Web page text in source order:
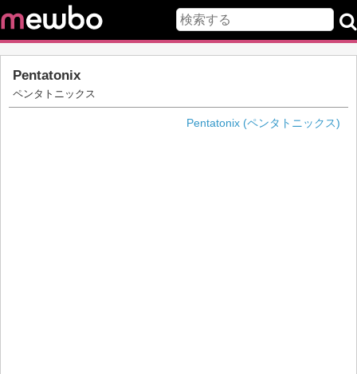
Pentatonix
ペンタトニックス
Pentatonix (ペンタトニックス)